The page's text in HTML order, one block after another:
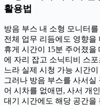
활용법
방음 부스 내 소형 모니터
전체 업무 리듬에도 영향을
휴게 시간이 15분 주어졌
에 자리 잡고 소닉티비 스
느라 실제 시청 가능 시간
그러나 방음 부스를 사서
어 시차를 없애면, 사서 개
대기 시간에도 해당 공간을